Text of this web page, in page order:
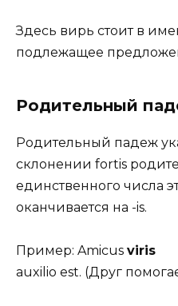
Здесь вирь стоит в
подлежащее
Родительный
Родительный падеж
склонении fortis
единственного числа
оканчивается на -is.
Пример: Amicus viris
auxilio est. (Друг